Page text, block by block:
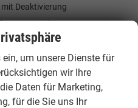
Deaktivierung
/ Fensterairbags vorne &
Gurtstraffer /
um unsere Dienste für
wir Ihre
Daten für Marketing,
für die Sie uns Ihr